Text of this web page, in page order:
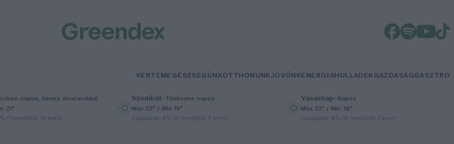
KERTEMEGÉSZSÉGÜNKOTTHONUNKJÖVŐNKENERGIAHULLADÉKGAZDASÁGGASZTRO
napos, heves zivatarokkal
21°
(1 mm)Szél: 13 km/h
Szombat–Többnyire napos
Max 33° / Min 19°
Csapadék: 4% (0 mm)Szél: 9 km/h
Vasárnap–Napos
Max 33° / Min 18°
Csapadék: 0% (0 mm)Szél: 7 km/h